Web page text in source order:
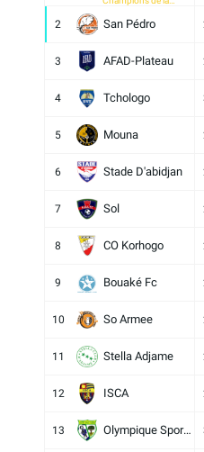
2 San Pédro
3 AFAD-Plateau
4 Tchologo
5 Mouna
6 Stade D'abidjan
7 Sol
8 CO Korhogo
9 Bouaké Fc
10 So Armee
11 Stella Adjame
12 ISCA
13 Olympique Sport d'Abobo FC